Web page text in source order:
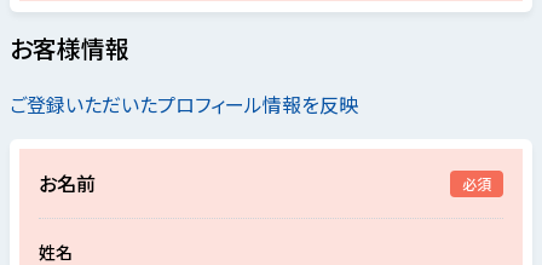
お客様情報
ご登録いただいたプロフィール情報を反映
お名前 必須
姓名